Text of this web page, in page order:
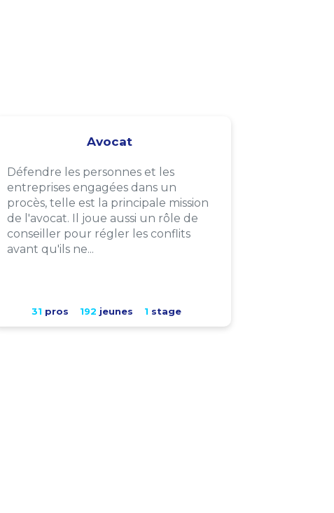
Avocat
Défendre les personnes et les
entreprises engagées dans un
procès, telle est la principale mission
de l'avocat. Il joue aussi un rôle de
conseiller pour régler les conflits
avant qu'ils ne...
31 pros 192 jeunes 1 stage